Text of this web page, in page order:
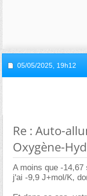
05/05/2025, 19h12
Re : Auto-
Oxygène-
A moins que -14,67
j'ai -9,9 J+mol/K,